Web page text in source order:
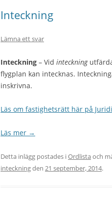
Inteckning
Lämna ett svar
Inteckning – Vid inteckning
flygplan kan intecknas.
inskrivna.
Läs om fastighetsrätt här på
Läs mer →
Detta inlägg postades iOrdlistaoch
inteckningden 21 september, 2014.